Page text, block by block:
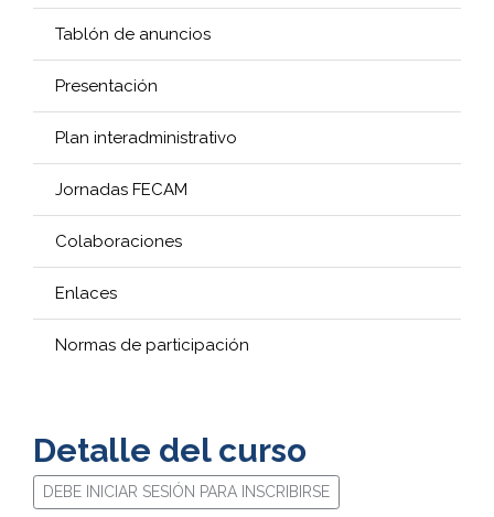
Tablón de anuncios
Presentación
Plan interadministrativo
Jornadas FECAM
Colaboraciones
Enlaces
Normas de participación
Detalle del curso
DEBE INICIAR SESIÓN PARA INSCRIBIRSE